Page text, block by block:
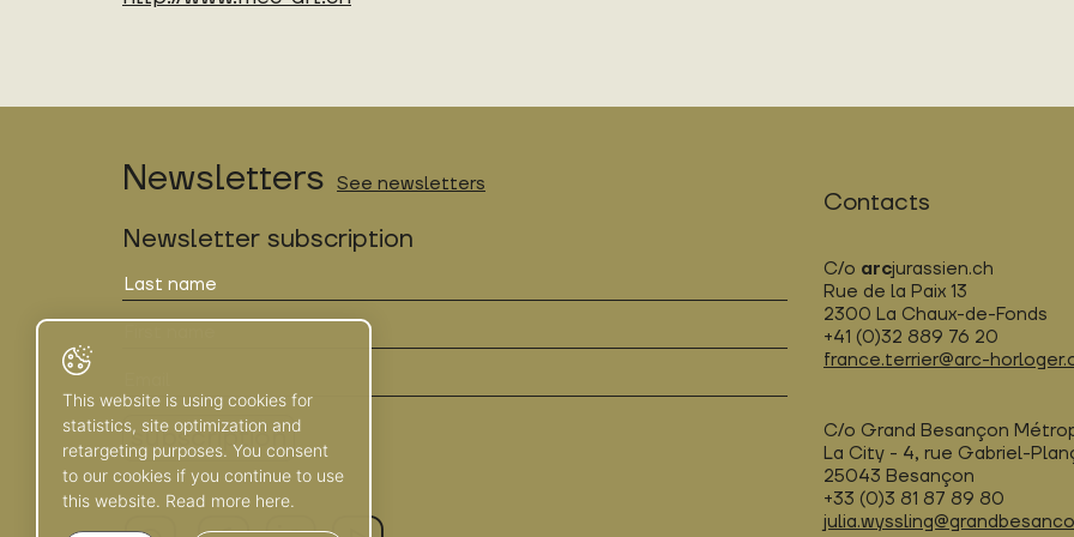
Newsletters See newsletters
Newsletter subscription
Contacts
C/o arcjurassien.ch
Rue de la Paix 13
2300 La Chaux-de-Fonds
+41 (0)32 889 76 20
france.terrier@arc-
C/o Grand Besançon
La City - 4, rue Gabriel-
25043 Besançon
+33 (0)3 81 87 89 80
This website is using cookies for
statistics, site optimization and
retargeting purposes. You consent
to our cookies if you continue to use
this website. Read more here.